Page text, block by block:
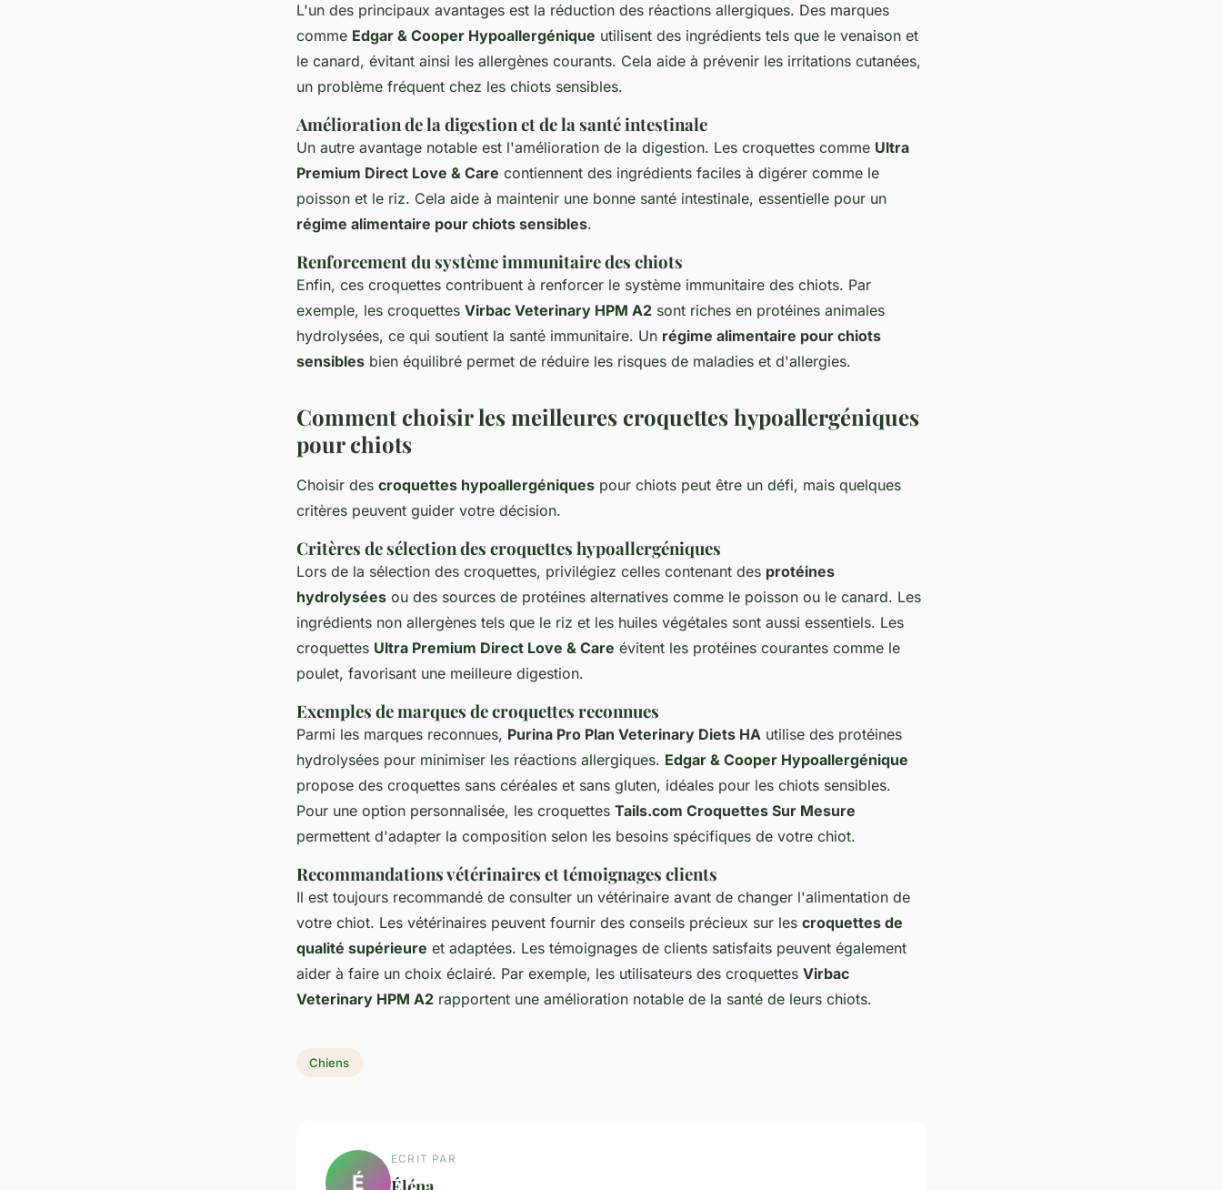
L'un des principaux avantages est la réduction des réactions allergiques. Des marques
comme Edgar & Cooper Hypoallergénique utilisent des ingrédients tels que le venaison et
le canard, évitant ainsi les allergènes courants. Cela aide à prévenir les irritations cutanées,
un problème fréquent chez les chiots sensibles.
Amélioration de la digestion et de la santé intestinale
Un autre avantage notable est l'amélioration de la digestion. Les croquettes comme Ultra
Premium Direct Love & Care contiennent des ingrédients faciles à digérer comme le
poisson et le riz. Cela aide à maintenir une bonne santé intestinale, essentielle pour un
régime alimentaire pour chiots sensibles.
Renforcement du système immunitaire des chiots
Enfin, ces croquettes contribuent à renforcer le système immunitaire des chiots. Par
exemple, les croquettes Virbac Veterinary HPM A2 sont riches en protéines animales
hydrolysées, ce qui soutient la santé immunitaire. Un régime alimentaire pour chiots
sensibles bien équilibré permet de réduire les risques de maladies et d'allergies.
Comment choisir les meilleures croquettes hypoallergéniques
pour chiots
Choisir des croquettes hypoallergéniques pour chiots peut être un défi, mais quelques
critères peuvent guider votre décision.
Critères de sélection des croquettes hypoallergéniques
Lors de la sélection des croquettes, privilégiez celles contenant des protéines
hydrolysées ou des sources de protéines alternatives comme le poisson ou le canard. Les
ingrédients non allergènes tels que le riz et les huiles végétales sont aussi essentiels. Les
croquettes Ultra Premium Direct Love & Care évitent les protéines courantes comme le
poulet, favorisant une meilleure digestion.
Exemples de marques de croquettes reconnues
Parmi les marques reconnues, Purina Pro Plan Veterinary Diets HA utilise des protéines
hydrolysées pour minimiser les réactions allergiques. Edgar & Cooper Hypoallergénique
propose des croquettes sans céréales et sans gluten, idéales pour les chiots sensibles.
Pour une option personnalisée, les croquettes Tails.com Croquettes Sur Mesure
permettent d'adapter la composition selon les besoins spécifiques de votre chiot.
Recommandations vétérinaires et témoignages clients
Il est toujours recommandé de consulter un vétérinaire avant de changer l'alimentation de
votre chiot. Les vétérinaires peuvent fournir des conseils précieux sur les croquettes de
qualité supérieure et adaptées. Les témoignages de clients satisfaits peuvent également
aider à faire un choix éclairé. Par exemple, les utilisateurs des croquettes Virbac
Veterinary HPM A2 rapportent une amélioration notable de la santé de leurs chiots.
Chiens
É
ECRIT PAR